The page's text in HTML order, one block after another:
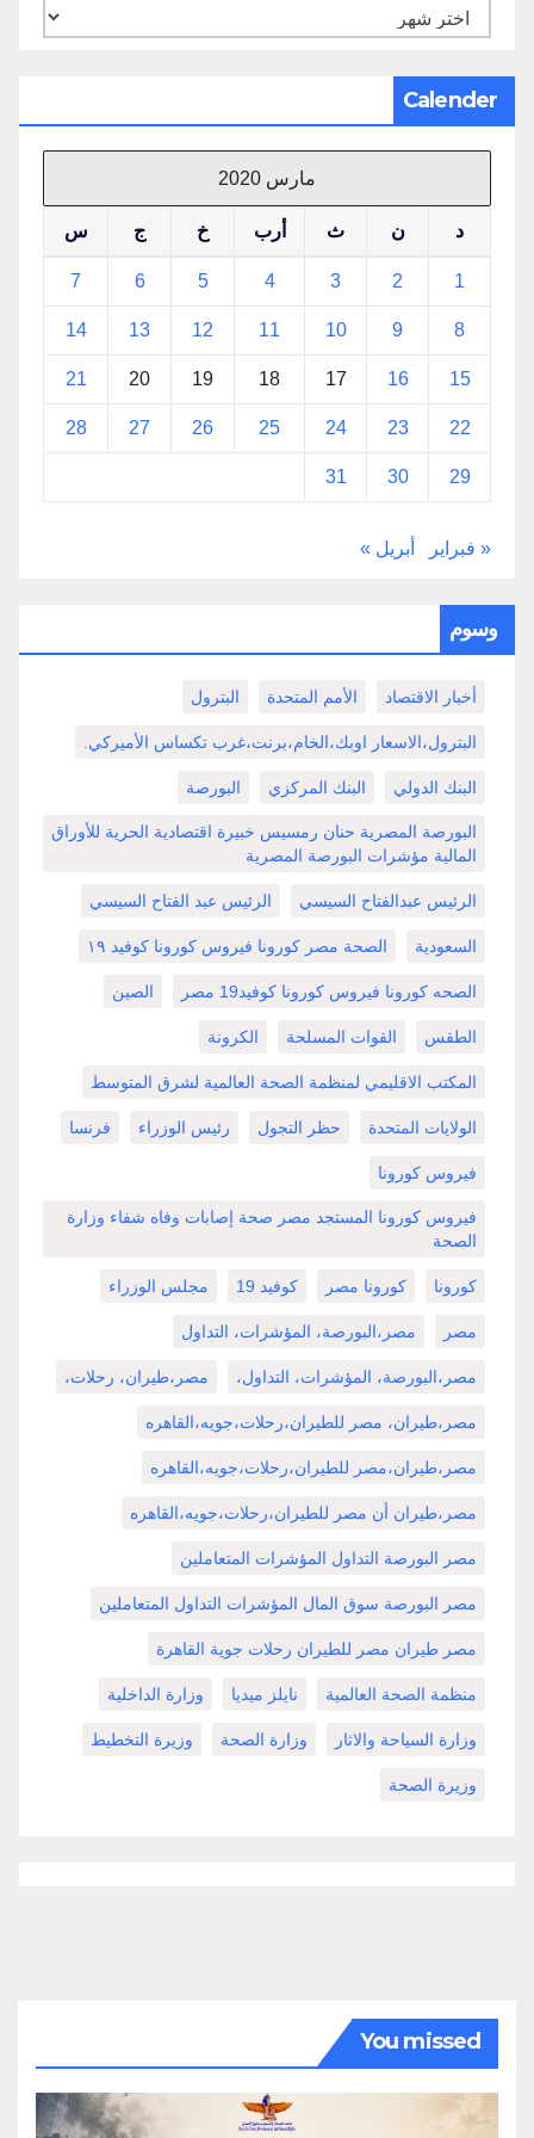
الأرشيف
Calender
مارس 2020
د ن ث أرب خ ج س
1
2
3
4
5
6
7
8
9
10
11
12
13
14
15
16
17
18
19
20
21
22
23
24
25
26
27
28
29
30
31
« فبراير أبريل »
وسوم
أخبار الاقتصاد الأمم المتحدة البترول
البترول،الاسعار اوبك،الخام،برنت،غرب تكساس الأميركي.
البنك الدولي البنك المركزي البورصة
البورصة المصرية حنان رمسيس خبيرة اقتصادية الحرية للأوراق
المالية مؤشرات البورصة المصرية
الرئيس عبدالفتاح السيسي الرئيس عبد الفتاح السيسي
السعودية الصحة مصر كورونا فيروس كورونا كوفيد ١٩
الصحه كورونا فيروس كورونا كوفيد19 مصر الصين
الطقس القوات المسلحة الكرونة
المكتب الاقليمي لمنظمة الصحة العالمية لشرق المتوسط
الولايات المتحدة حظر التجول رئيس الوزراء فرنسا
فيروس كورونا
فيروس كورونا المستجد مصر صحة إصابات وفاه شفاء وزارة
الصحة
كورونا كورونا مصر كوفيد 19 مجلس الوزراء
مصر مصر،البورصة، المؤشرات، التداول
مصر،البورصة، المؤشرات، التداول، مصر،طيران، رحلات،
مصر،طيران، مصر للطيران،رحلات،جويه،القاهره
مصر،طيران،مصر للطيران،رحلات،جويه،القاهره
مصر،طيران أن مصر للطيران،رحلات،جويه،القاهره
مصر البورصة التداول المؤشرات المتعاملين
مصر البورصة سوق المال المؤشرات التداول المتعاملين
مصر طيران مصر للطيران رحلات جوية القاهرة
منظمة الصحة العالمية نايلز ميديا وزارة الداخلية
وزارة السياحة والاثار وزارة الصحة وزيرة التخطيط
وزيرة الصحة
You missed